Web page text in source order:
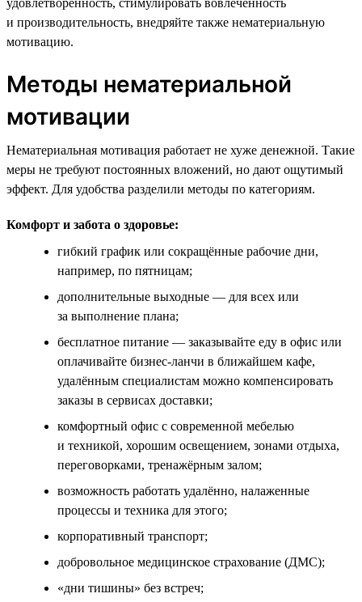
и производительность, внедряйте также нематериальную
мотивацию.
Методы нематериальной
мотивации
Нематериальная мотивация работает не хуже денежной. Такие
меры не требуют постоянных вложений, но дают ощутимый
эффект. Для удобства разделили методы по категориям.
Комфорт и забота о здоровье:
гибкий график или сокращённые рабочие дни,
например, по пятницам;
дополнительные выходные — для всех или
за выполнение плана;
бесплатное питание — заказывайте еду в офис или
оплачивайте бизнес-ланчи в ближайшем кафе,
удалённым специалистам можно компенсировать
заказы в сервисах доставки;
комфортный офис с современной мебелью
и техникой, хорошим освещением, зонами отдыха,
переговорками, тренажёрным залом;
возможность работать удалённо, налаженные
процессы и техника для этого;
корпоративный транспорт;
добровольное медицинское страхование (ДМС);
«дни тишины» без встреч;